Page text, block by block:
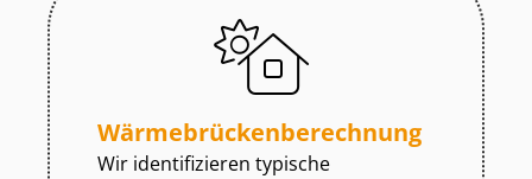
Wär­me­brü­cken­be­rech­nung
Wir identifizieren typische